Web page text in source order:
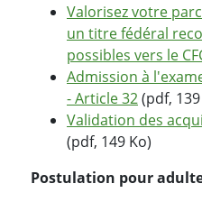
Valorisez votre
un titre fédéral
possibles vers le
Admission à
- Article 32(pdf,
Validation des
(pdf, 149 Ko)
Postulation pour